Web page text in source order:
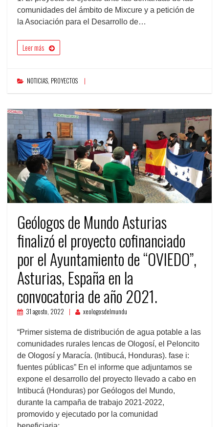
comunidades del ámbito de Mixcure y a petición de
la Asociación para el Desarrollo de…
Leer más
NOTICIAS, PROYECTOS
Geólogos de Mundo Asturias
finalizó el proyecto cofinanciado
por el Ayuntamiento de “OVIEDO”,
Asturias, España en la
convocatoria de año 2021.
31 agosto, 2022 xeologosdelmundu
“Primer sistema de distribución de agua potable a las
comunidades rurales lencas de Ologosí, el Peloncito
de Ologosí y Maracía. (Intibucá, Honduras). fase i:
fuentes públicas” En el informe que adjuntamos se
expone el desarrollo del proyecto llevado a cabo en
Intibucá (Honduras) por Geólogos del Mundo,
durante la campaña de trabajo 2021-2022,
promovido y ejecutado por la comunidad